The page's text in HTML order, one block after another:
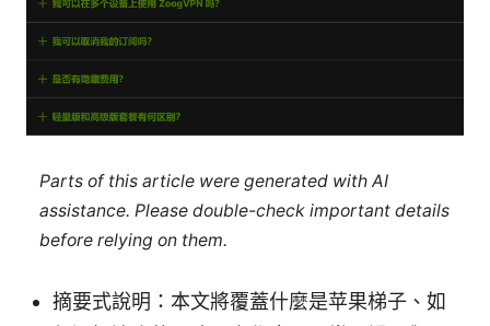
Parts of this article were generated with AI
assistance. Please double-check important details
before relying on them.
摘要式說明：本文將覆蓋什麼是苹果梯子、如